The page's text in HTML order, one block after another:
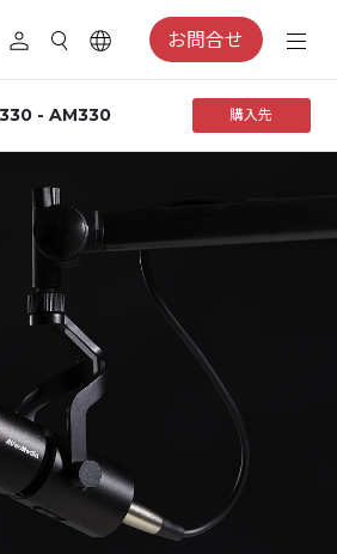
お問合せ
- AM330 購入先